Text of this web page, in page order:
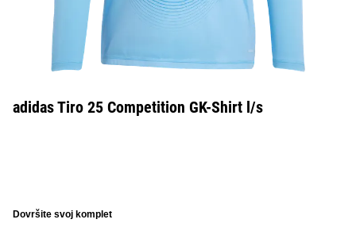
adidas Tiro 25 Competition GK-Shirt l/s
Dovršite svoj komplet